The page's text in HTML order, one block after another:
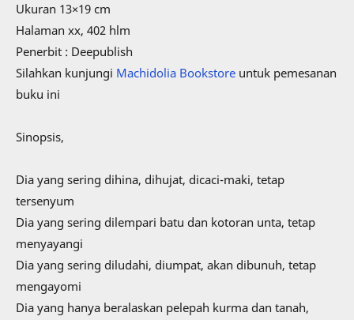
Ukuran 13×19 cm
Halaman xx, 402 hlm
Penerbit : Deepublish
Silahkan kunjungi Machidolia Bookstore untuk pemesanan
buku ini
Sinopsis,
Dia yang sering dihina, dihujat, dicaci-maki, tetap
tersenyum
Dia yang sering dilempari batu dan kotoran unta, tetap
menyayangi
Dia yang sering diludahi, diumpat, akan dibunuh, tetap
mengayomi
Dia yang hanya beralaskan pelepah kurma dan tanah,